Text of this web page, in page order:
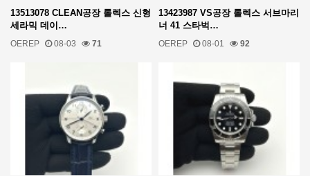
13513078 CLEAN공장 롤렉스 신형
세라믹 데이…
OEREP 08-03 71
13423987 VS공장 롤렉스 서브마리
너 41 스타벅…
OEREP 08-01 92